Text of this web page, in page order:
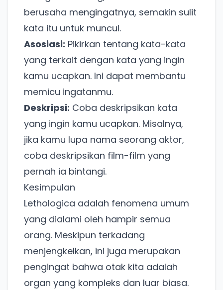
berusaha mengingatnya, semakin sulit
kata itu untuk muncul.
Asosiasi: Pikirkan tentang kata-kata
yang terkait dengan kata yang ingin
kamu ucapkan. Ini dapat membantu
memicu ingatanmu.
Deskripsi: Coba deskripsikan kata
yang ingin kamu ucapkan. Misalnya,
jika kamu lupa nama seorang aktor,
coba deskripsikan film-film yang
pernah ia bintangi.
Kesimpulan
Lethologica adalah fenomena umum
yang dialami oleh hampir semua
orang. Meskipun terkadang
menjengkelkan, ini juga merupakan
pengingat bahwa otak kita adalah
organ yang kompleks dan luar biasa.
Ada Website Baru!
Khusus untuk kamu yang mau coba
Punya website SMM baru nih! Coba BulkFame
untuk pengalaman lebih baik.
Tanpa daftar ulang, gratis dicoba. Kamu tetap bisa
pakai Zona Sosmed kapan saja.
Coba BulkFame
Lain kali saja